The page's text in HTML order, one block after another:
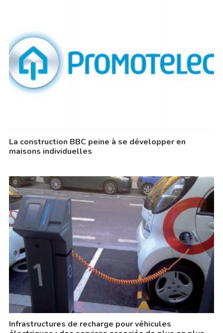
La construction BBC peine à se développer en
maisons individuelles
Infrastructures de recharge pour véhicules